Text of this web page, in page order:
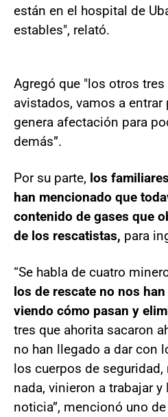
están en el hospital de
estables", relató.
Agregó que "los otros
avistados, vamos a
genera afectación para
demás”.
Por su parte, los
han mencionado que
contenido de gases que
de los rescatistas, para
“Se habla de cuatro
los de rescate no nos
viendo cómo pasan y
tres que ahorita sacaron
no han llegado a dar con
los cuerpos de
nada, vinieron a trabajar
noticia”, mencionó uno